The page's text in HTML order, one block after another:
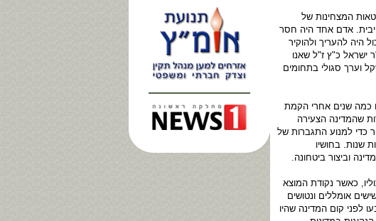
המצחינות של
אדם אחד היה חסר
היה להעריך ולהוקיר
ישראל כ"ץ ז"ל שאנו
משקל וערך סגולי בתחומים
כמה שנים אחרי הקמת
שהמדינה הצעירה
כדי למנוע התגברות של
שנות. בחושיו
וביצור ביטחונה.
כאשר נקודת המוצא
אומללים ונטושים
לפני קום המדינה שהיו